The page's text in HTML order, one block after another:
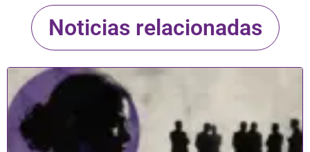
Noticias relacionadas